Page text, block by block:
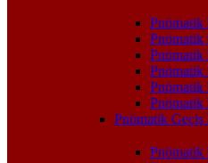
Pnömatik
Pnömatik
Pnömatik
Pnömatik
Pnömatik
Pnömatik